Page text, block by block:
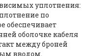
уплотнения:
по
обеспечивает
оболочке кабеля
между броней
вводом.